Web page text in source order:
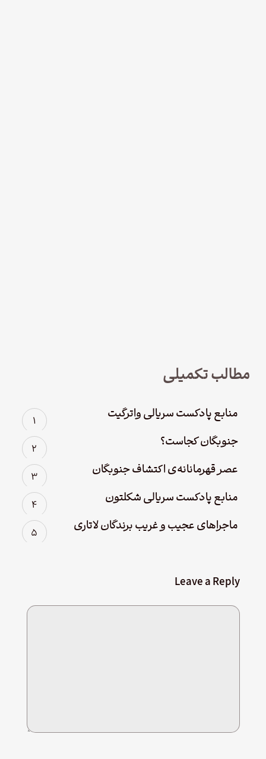
مطالب تکمیلی
منابع پادکست سریالی واترگیت
جنوبگان کجاست؟
عصر قهرمانانه‌ی اکتشاف جنوبگان
منابع پادکست سریالی شکلتون
ماجراهای عجیب و غریب برندگان لاتاری
Leave a Reply